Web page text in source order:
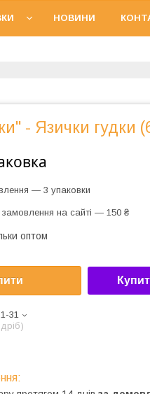
НОВИНИ
- Язички гудки
— 3 упаковки
на сайті — 150 ₴
оптом
31